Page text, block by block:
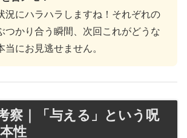
況にハラハラしますね！それぞれの
つかり合う瞬間、次回これがどうな
当にお見逃せません。
察｜「与える」という呪
性